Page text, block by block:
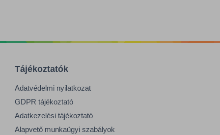
Tájékoztatók
Adatvédelmi nyilatkozat
GDPR tájékoztató
Adatkezelési tájékoztató
Alapvető munkaügyi szabályok